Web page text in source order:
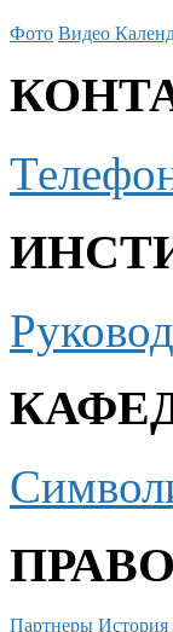
Фото Видео
Партнеры История